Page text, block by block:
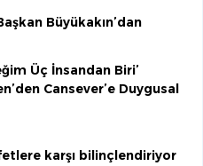
Büyükakın’dan
Üç İnsandan Biri’
Cansever’e Duygusal
karşı bilinçlendiriyor